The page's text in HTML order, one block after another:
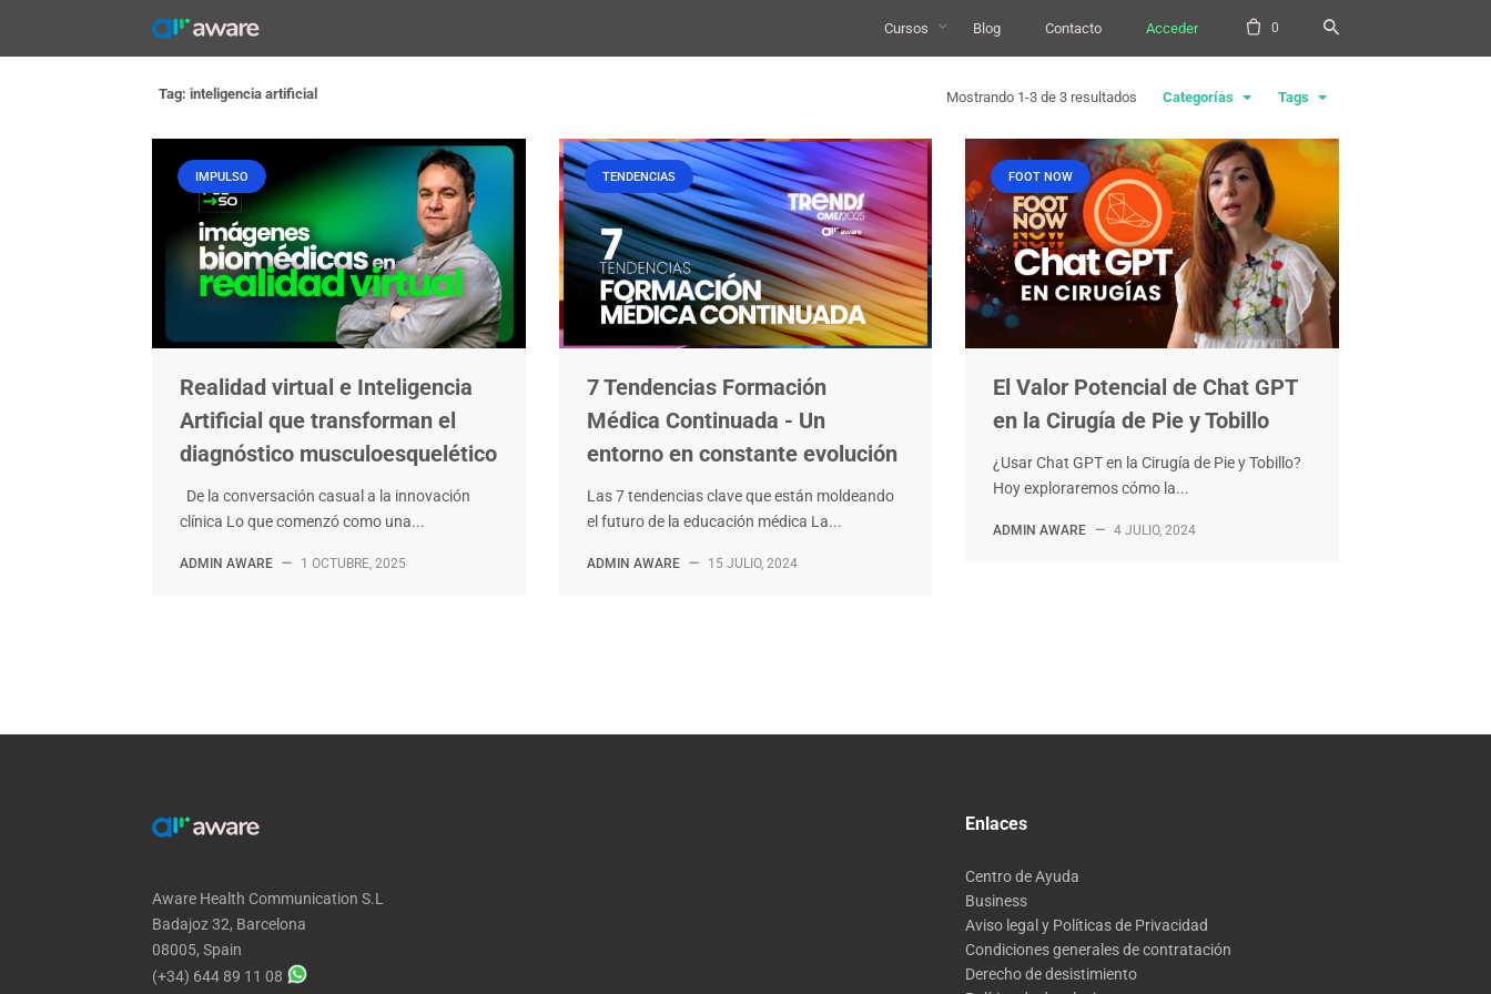
content
Cursos Blog Contacto Acceder 0
Tag: inteligencia artificial Mostrando 1-3 de 3 resultados Categorías Tags
IMPULSO
Realidad virtual e Inteligencia
Artificial que transforman el
diagnóstico musculoesquelético
De la conversación casual a la innovación
clínica Lo que comenzó como una...
ADMIN AWARE — 1 OCTUBRE, 2025
TENDENCIAS
7 Tendencias Formación
Médica Continuada - Un
entorno en constante evolución
Las 7 tendencias clave que están moldeando
el futuro de la educación médica La...
ADMIN AWARE — 15 JULIO, 2024
FOOT NOW
El Valor Potencial de Chat GPT
en la Cirugía de Pie y Tobillo
¿Usar Chat GPT en la Cirugía de Pie y Tobillo?
Hoy exploraremos cómo la...
ADMIN AWARE — 4 JULIO, 2024
Aware Health Communication S.L
Badajoz 32, Barcelona
08005, Spain
(+34) 644 89 11 08
Enlaces
Centro de Ayuda
Business
Aviso legal y Políticas de Privacidad
Condiciones generales de contratación
Derecho de desistimiento